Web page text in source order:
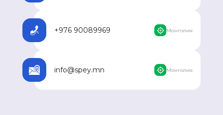
+976 90089969 Монголия
info@spey.mn Монголия